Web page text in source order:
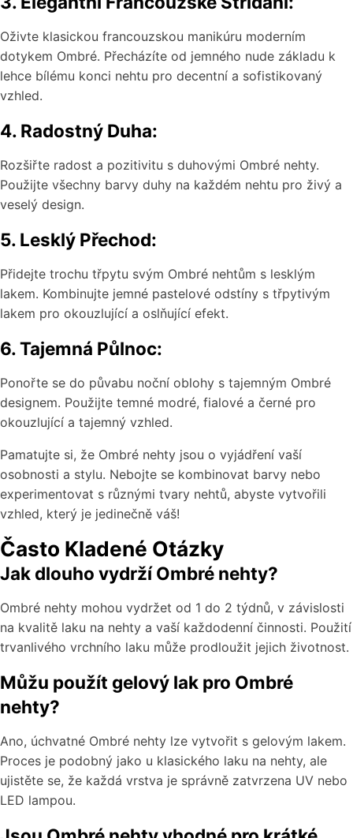
Oživte klasickou francouzskou manikúru moderním
dotykem Ombré. Přecházíte od jemného nude základu k
lehce bílému konci nehtu pro decentní a sofistikovaný
vzhled.
4. Radostný Duha:
Rozšiřte radost a pozitivitu s duhovými Ombré nehty.
Použijte všechny barvy duhy na každém nehtu pro živý a
veselý design.
5. Lesklý Přechod:
Přidejte trochu třpytu svým Ombré nehtům s lesklým
lakem. Kombinujte jemné pastelové odstíny s třpytivým
lakem pro okouzlující a oslňující efekt.
6. Tajemná Půlnoc:
Ponořte se do půvabu noční oblohy s tajemným Ombré
designem. Použijte temné modré, fialové a černé pro
okouzlující a tajemný vzhled.
Pamatujte si, že Ombré nehty jsou o vyjádření vaší
osobnosti a stylu. Nebojte se kombinovat barvy nebo
experimentovat s různými tvary nehtů, abyste vytvořili
vzhled, který je jedinečně váš!
Často Kladené Otázky
Jak dlouho vydrží Ombré nehty?
Ombré nehty mohou vydržet od 1 do 2 týdnů, v závislosti
na kvalitě laku na nehty a vaší každodenní činnosti. Použití
trvanlivého vrchního laku může prodloužit jejich životnost.
Můžu použít gelový lak pro Ombré
nehty?
Ano, úchvatné Ombré nehty lze vytvořit s gelovým lakem.
Proces je podobný jako u klasického laku na nehty, ale
ujistěte se, že každá vrstva je správně zatvrzena UV nebo
LED lampou.